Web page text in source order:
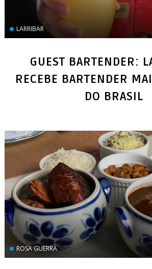
LARRIBAR
GUEST BARTENDER:
RECEBE BARTENDER
DO BRASIL
ROSA GUERRA